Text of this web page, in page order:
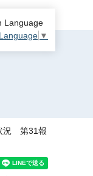
Language
▼
況 第31報